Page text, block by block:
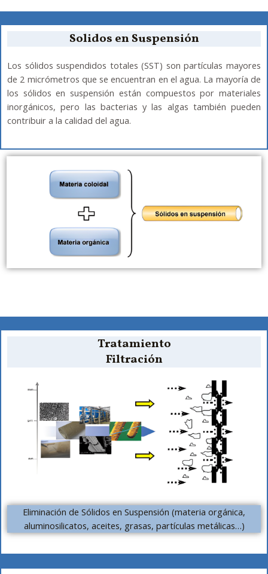
Solidos en Suspensión
Los sólidos suspendidos totales (SST) son partículas mayores
de 2 micrómetros que se encuentran en el agua. La mayoría de
los sólidos en suspensión están compuestos por materiales
inorgánicos, pero las bacterias y las algas también pueden
contribuir a la calidad del agua.
Tratamiento
Filtración
Eliminación de Sólidos en Suspensión (materia orgánica,
aluminosilicatos, aceites, grasas, partículas metálicas…)